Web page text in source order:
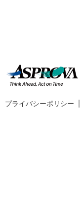
プライバシーポリシー